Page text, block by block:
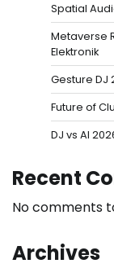
Spatial
Metaverse
Elektronik
Gesture DJ
Future of
DJ vs AI
Recent
No comments
Archives